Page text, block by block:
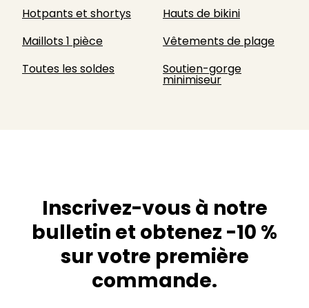
Hotpants et shortys
Hauts de bikini
Maillots 1 pièce
Vêtements de plage
Toutes les soldes
Soutien-gorge
minimiseur
Inscrivez-vous à notre
bulletin et obtenez -10 %
sur votre première
commande.